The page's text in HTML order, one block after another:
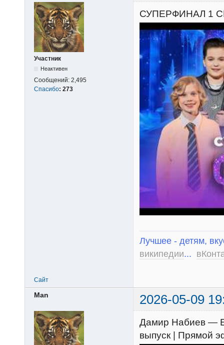
Участник
Неактивен
Сообщений: 2,495
Спасибо: 273
СУПЕРФИНАЛ 1
Лучшее - детям,
википедии...
Сайт
Man 2026-05-09
Дамир Набиев —
выпуск | Прямой